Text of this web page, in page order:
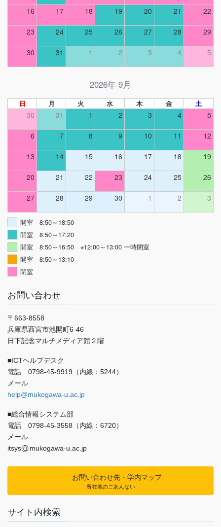
16 17 18 19 20 21 22
23 24 25 26 27 28 29
30 31 1 2 3 4 5
2026年 9月
日 月 火 水 木 金 土
30 31 1 2 3 4 5
6 7 8 9 10 11 12
13 14 15 16 17 18 19
20 21 22 23 24 25 26
27 28 29 30 1 2 3
開室 8:50～18:50
開室 8:50～17:20
開室 8:50～16:50 ※12:00～13:00 一時閉室
開室 8:50～13:10
閉室
お問い合わせ
〒663-8558
兵庫県西宮市池開町6-46
日下記念マルチメディア館２階
■ICTヘルプデスク
電話 0798-45-9919（内線：5244）
メール
help@mukogawa-u.ac.jp
■総合情報システム部
電話 0798-45-3558（内線：6720）
メール
itsys
mukogawa-u.ac.jp
お問い合わせ先・学内マップ
所在地のごあんない
サイト内検索